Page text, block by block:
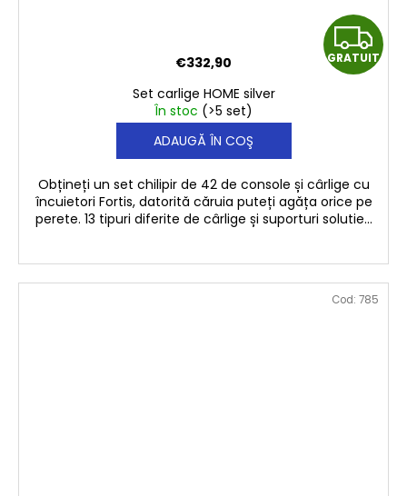
G
R
T
GRATUIT
Set carlige HOME silver
În stoc (>5 set)
€332,90
ADAUGĂ ÎN COŞ
Obțineți un set chilipir de 42 de console și cârlige cu
încuietori Fortis, datorită căruia puteți agăța orice pe
perete. 13 tipuri diferite de cârlige și suporturi solutie...
Cod: 785